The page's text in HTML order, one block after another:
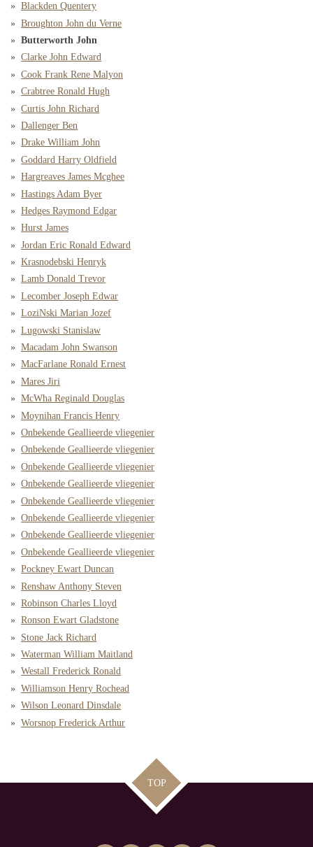
Blackden Quentery
Broughton John du Verne
Butterworth John
Clarke John Edward
Cook Frank Rene Malyon
Crabtree Ronald Hugh
Curtis John Richard
Dallenger Ben
Drake William John
Goddard Harry Oldfield
Hargreaves James Mcghee
Hastings Adam Byer
Hedges Raymond Edgar
Hurst James
Jordan Eric Ronald Edward
Krasnodebski Henryk
Lamb Donald Trevor
Lecomber Joseph Edwar
LoziNski Marian Jozef
Lugowski Stanislaw
Macadam John Swanson
MacFarlane Ronald Ernest
Mares Jiri
McWha Reginald Douglas
Moynihan Francis Henry
Onbekende Geallieerde vliegenier
Onbekende Geallieerde vliegenier
Onbekende Geallieerde vliegenier
Onbekende Geallieerde vliegenier
Onbekende Geallieerde vliegenier
Onbekende Geallieerde vliegenier
Onbekende Geallieerde vliegenier
Onbekende Geallieerde vliegenier
Pockney Ewart Duncan
Renshaw Anthony Steven
Robinson Charles Lloyd
Ronson Ewart Gladstone
Stone Jack Richard
Waterman William Maitland
Westall Frederick Ronald
Williamson Henry Rochead
Wilson Leonard Dinsdale
Worsnop Frederick Arthur
TOP